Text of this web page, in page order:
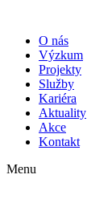
O nás
Výzkum
Projekty
Služby
Kariéra
Aktuality
Akce
Kontakt
Menu